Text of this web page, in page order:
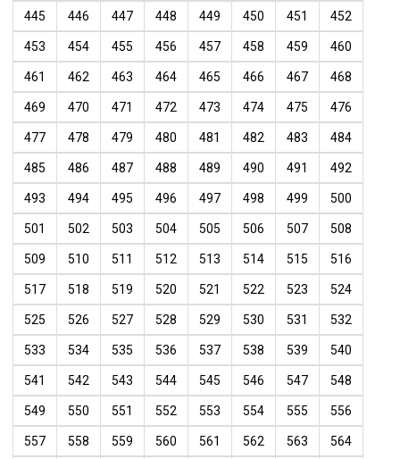
445 446 447 448 449 450 451 452
453 454 455 456 457 458 459 460
461 462 463 464 465 466 467 468
469 470 471 472 473 474 475 476
477 478 479 480 481 482 483 484
485 486 487 488 489 490 491 492
493 494 495 496 497 498 499 500
501 502 503 504 505 506 507 508
509 510 511 512 513 514 515 516
517 518 519 520 521 522 523 524
525 526 527 528 529 530 531 532
533 534 535 536 537 538 539 540
541 542 543 544 545 546 547 548
549 550 551 552 553 554 555 556
557 558 559 560 561 562 563 564